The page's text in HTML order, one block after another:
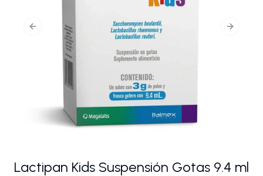
Previous slide Next
Lactipan Kids Suspensión Gotas 9.4 ml